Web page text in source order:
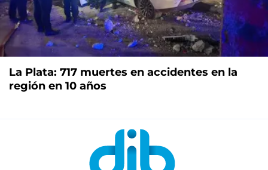
La Plata: 717 muertes en accidentes en la
región en 10 años